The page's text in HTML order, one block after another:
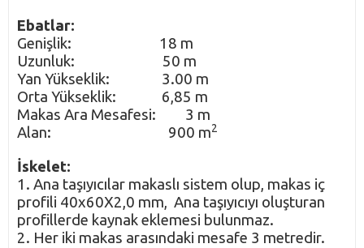
Ebatlar:
Genişlik: 18 m
Uzunluk: 50 m
Yan Yükseklik: 3.00 m
Orta Yükseklik: 6,85 m
Makas Ara Mesafesi: 3 m
Alan: 900 m2
İskelet:
1. Ana taşıyıcılar makaslı sistem olup, makas iç
profili 40x60X2,0 mm, Ana taşıyıcıyı oluşturan
profillerde kaynak eklemesi bulunmaz.
2. Her iki makas arasındaki mesafe 3 metredir.